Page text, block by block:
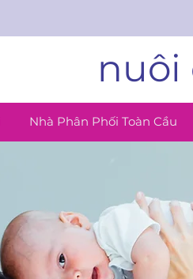
nuôi
Nhà Phân Phối Toàn Cầu